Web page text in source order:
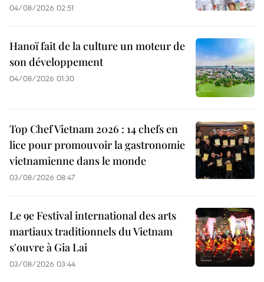
04/08/2026 02:51
Hanoï fait de la culture un moteur de
son développement
04/08/2026 01:30
Top Chef Vietnam 2026 : 14 chefs en
lice pour promouvoir la gastronomie
vietnamienne dans le monde
03/08/2026 08:47
Le 9e Festival international des arts
martiaux traditionnels du Vietnam
s'ouvre à Gia Lai
03/08/2026 03:44